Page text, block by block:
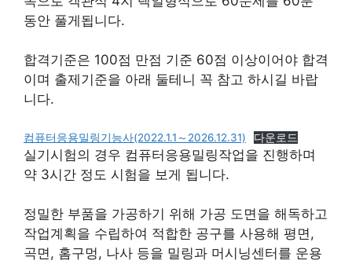
동안 풀게됩니다.
합격기준은 100점 만점 기준 60점 이상이어야 합격
이며 출제기준을 아래 둘테니 꼭 참고 하시길 바랍
니다.
컴퓨터응용밀링기능사(2022.1.1～2026.12.31) 다운로드
실기시험의 경우 컴퓨터응용밀링작업을 진행하며
약 3시간 정도 시험을 보게 됩니다.
정밀한 부품을 가공하기 위해 가공 도면을 해독하고
작업계획을 수립하여 적합한 공구를 사용해 평면,
곡면, 홈구멍, 나사 등을 밀링과 머시닝센터를 운용